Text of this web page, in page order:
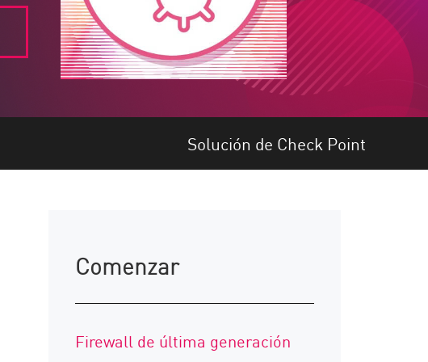
Solución de Check Point
Comenzar
Firewall de última generación